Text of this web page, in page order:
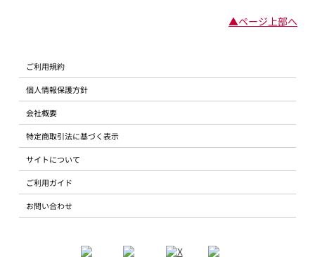
▲ページ上部へ
ご利用規約
個人情報保護方針
会社概要
特定商取引法に基づく表示
サイトについて
ご利用ガイド
お問い合わせ